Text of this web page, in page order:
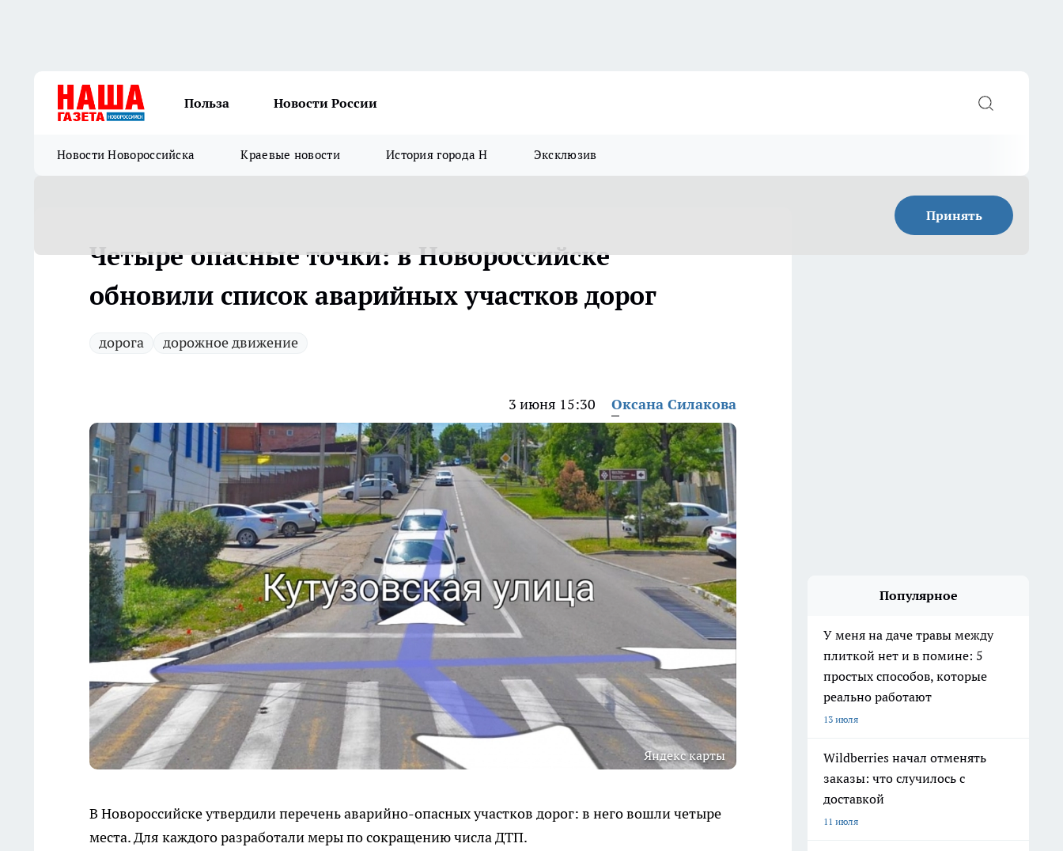
Польза Новости России
Новости Новороссийска Краевые новости История города Н Эксклюзив
Принять
Четыре опасные точки: в Новороссийске
обновили список аварийных участков дорог
дорога дорожное движение
3 июня 15:30 Оксана Силакова
Яндекс карты
В Новороссийске утвердили перечень аварийно-опасных участков дорог: в него вошли четыре
места. Для каждого разработали меры по сокращению числа ДТП.
Популярное
У меня на даче травы между
плиткой нет и в помине: 5
простых способов, которые
реально работают
13 июля
Wildberries начал отменять
заказы: что случилось с
доставкой
11 июля